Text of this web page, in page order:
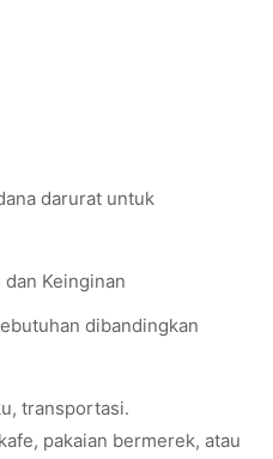
darurat untuk
Keinginan
dibandingkan
transportasi.
pakaian bermerek, atau